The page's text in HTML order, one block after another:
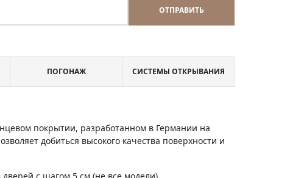
ОТПРАВИТЬ
ПОГОНАЖ СИСТЕМЫ ОТКРЫВАНИЯ
покрытии, разработанном в Германии на
добиться высокого качества поверхности и